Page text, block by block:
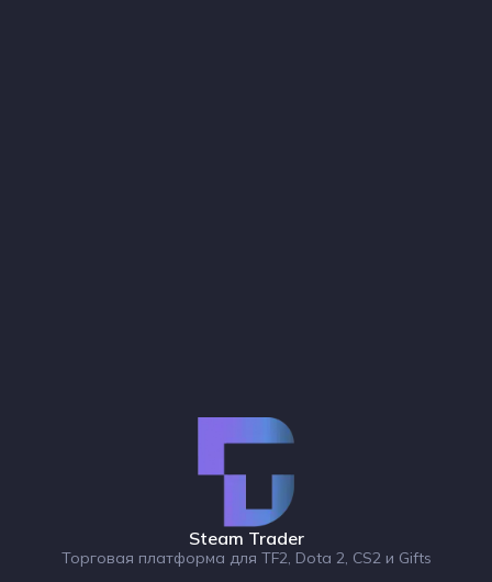
Steam Trader
Торговая платформа для TF2, Dota 2, CS2 и Gifts